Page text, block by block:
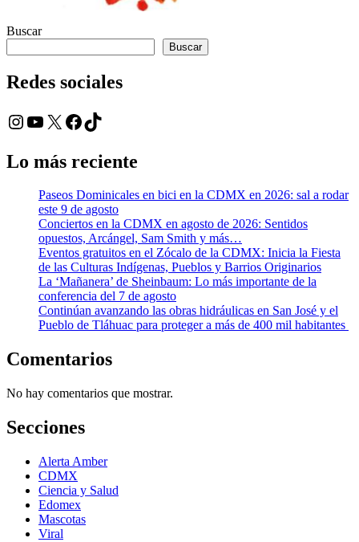
Buscar
Buscar
Redes sociales
Instagram
YouTube
X Facebook
TikTok
Lo más reciente
Paseos Dominicales en bici en la CDMX en 2026: sal a rodar
este 9 de agosto
Conciertos en la CDMX en agosto de 2026: Sentidos
opuestos, Arcángel, Sam Smith y más…
Eventos gratuitos en el Zócalo de la CDMX: Inicia la Fiesta
de las Culturas Indígenas, Pueblos y Barrios Originarios
La ‘Mañanera’ de Sheinbaum: Lo más importante de la
conferencia del 7 de agosto
Continúan avanzando las obras hidráulicas en San José y el
Pueblo de Tláhuac para proteger a más de 400 mil habitantes
Comentarios
No hay comentarios que mostrar.
Secciones
Alerta Amber
CDMX
Ciencia y Salud
Edomex
Mascotas
Viral